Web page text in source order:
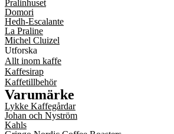
Pralinhuset
Domori
Hedh-Escalante
La Praline
Michel Cluizel
Utforska
Allt inom kaffe
Kaffesirap
Kaffetillbehör
Varumärke
Lykke Kaffegårdar
Johan och Nyström
Kahls